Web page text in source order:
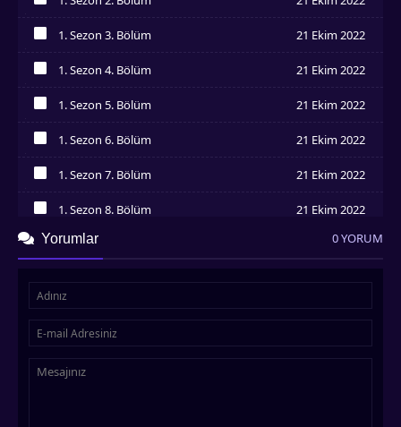
1. Sezon 3. Bölüm 21 Ekim 2022
1. Sezon 4. Bölüm 21 Ekim 2022
1. Sezon 5. Bölüm 21 Ekim 2022
1. Sezon 6. Bölüm 21 Ekim 2022
1. Sezon 7. Bölüm 21 Ekim 2022
İzledim
1. Sezon 8. Bölüm 21 Ekim 2022
1. Sezon 9. Bölüm 21 Ekim 2022
İzledim
İzledim
İzledim
1. Sezon 13. Bölüm
Yorumlar 0 YORUM